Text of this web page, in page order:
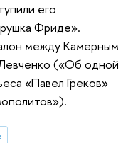
его
Фриде».
между Камерным
(«Об одной
«Павел Греков»